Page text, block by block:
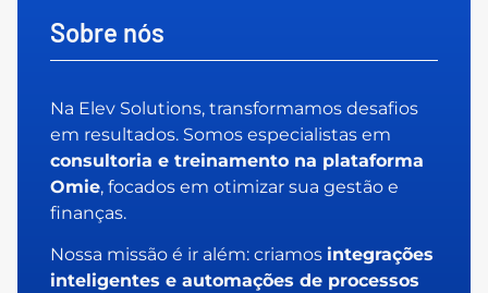
Sobre nós
Na Elev Solutions, transformamos desafios
em resultados. Somos especialistas em
consultoria e treinamento na plataforma
Omie, focados em otimizar sua gestão e
finanças.
Nossa missão é ir além: criamos integrações
inteligentes e automações de processos